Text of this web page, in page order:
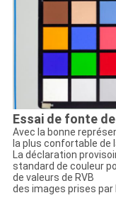
Essai de fonte
Avec la bonne
la plus confortable de
La déclaration
standard de couleur
de valeurs de RVB
des images prises par